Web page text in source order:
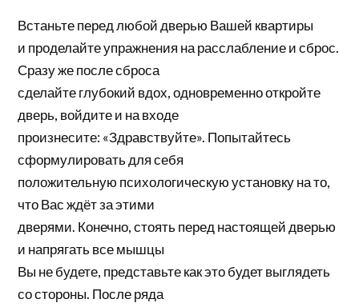
Встаньте перед любой дверью Вашей квартиры
и проделайте упражнения на расслабление и сброс.
Сразу же после сброса
сделайте глубокий вдох, одновременно откройте
дверь, войдите и на входе
произнесите: «Здравствуйте». Попытайтесь
сформулировать для себя
положительную психологическую установку на то,
что Вас ждёт за этими
дверями. Конечно, стоять перед настоящей дверью
и напрягать все мышцы
Вы не будете, представьте как это будет выглядеть
со стороны. После ряда